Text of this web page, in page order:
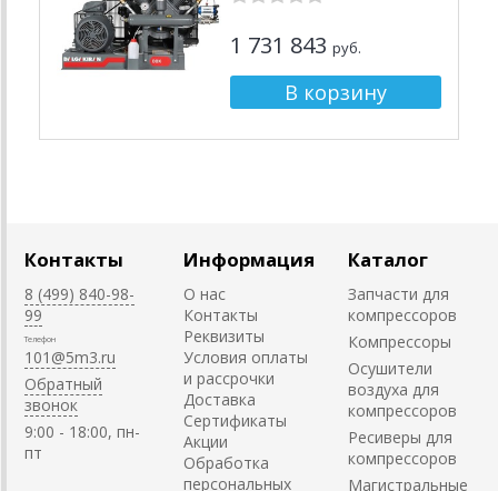
1 731 843 руб.
Контакты
8 (499) 840-98-
99
Телефон
101@5m3.ru
Обратный
звонок
9:00 - 18:00, пн-
пт
Информация
О нас
Контакты
Реквизиты
Условия оплаты
и рассрочки
Доставка
Сертификаты
Акции
Обработка
персональных
Каталог
Запчасти для
компрессоров
Компрессоры
Осушители
воздуха для
компрессоров
Ресиверы для
компрессоров
Магистральные